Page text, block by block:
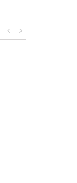
>
<